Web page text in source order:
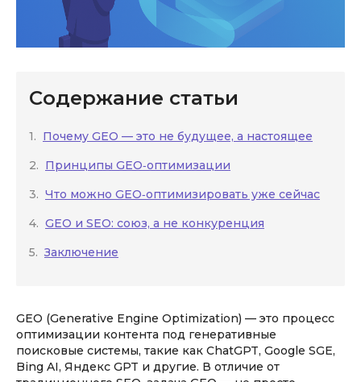
Содержание статьи
Почему GEO — это не будущее, а настоящее
Принципы GEO‑оптимизации
Что можно GEO‑оптимизировать уже сейчас
GEO и SEO: союз, а не конкуренция
Заключение
GEO (Generative Engine Optimization) — это процесс
оптимизации контента под генеративные
поисковые системы, такие как ChatGPT, Google SGE,
Bing AI, Яндекс GPT и другие. В отличие от